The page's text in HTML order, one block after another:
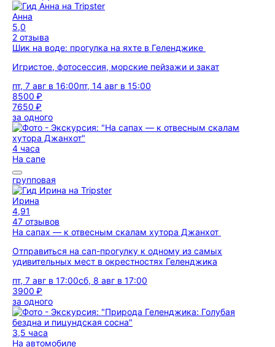
Анна
5,0
2 отзыва
Шик на воде: прогулка на яхте в Геленджике
Игристое, фотосессия, морские пейзажи и закат
пт, 7 авг в 16:00пт, 14 авг в 15:00
8500 ₽
7650 ₽
за одного
4 часа
На сапе
групповая
Ирина
4,91
47 отзывов
На сапах — к отвесным скалам хутора Джанхот
Отправиться на сап-прогулку к одному из самых
удивительных мест в окрестностях Геленджика
пт, 7 авг в 17:00сб, 8 авг в 17:00
3900 ₽
за одного
3,5 часа
На автомобиле